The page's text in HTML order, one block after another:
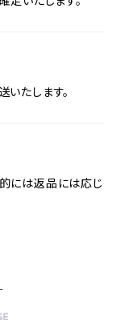
たします。
には返品には応じ